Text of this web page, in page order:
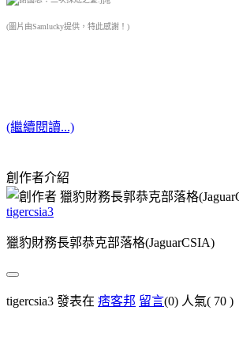
(圖片由Samlucky提供，特此感謝！)
(繼續閱讀...)
創作者介紹
tigercsia3
獵豹財務長郭恭克部落格(JaguarCSIA)
tigercsia3 發表在 痞客邦 留言(0) 人氣( 70 )